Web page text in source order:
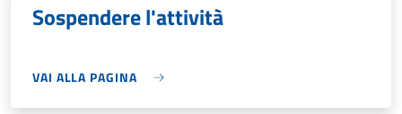
Sospendere l'attività
VAI ALLA PAGINA